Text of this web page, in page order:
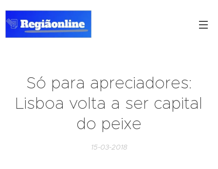
Só para apreciadores:
Lisboa volta a ser capital
do peixe
15-03-2018